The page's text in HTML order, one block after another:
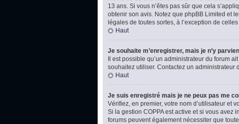
13 ans. Si vous n’êtes pas sûr que cela
obtenir son avis. Notez que phpBB Limited et
légales de toutes sortes, à l’exception de
Haut
Je souhaite m’enregistrer, mais je n’y
Il est possible qu’un administrateur du forum
souhaitez utiliser. Contactez un administrateur
Haut
Je suis enregistré mais je ne peux pas me
Vérifiez, en premier, votre nom d’utilisateur et
Si la gestion COPPA est active et si vous avez
forums peuvent également nécessiter que